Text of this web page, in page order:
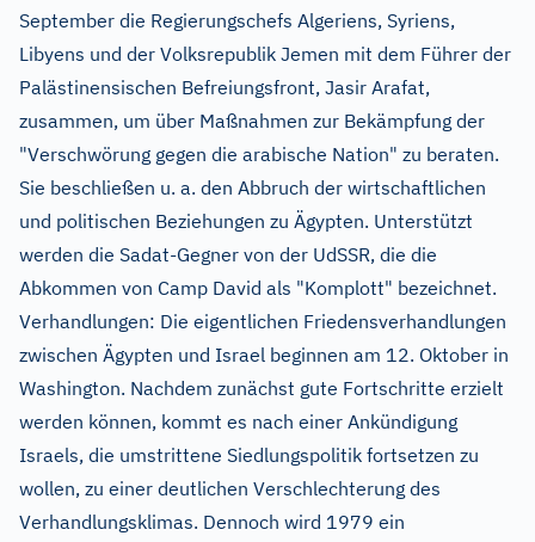
September die Regierungschefs Algeriens, Syriens,
Libyens und der Volksrepublik Jemen mit dem Führer der
Palästinensischen Befreiungsfront, Jasir Arafat,
zusammen, um über Maßnahmen zur Bekämpfung der
"Verschwörung gegen die arabische Nation" zu beraten.
Sie beschließen u. a. den Abbruch der wirtschaftlichen
und politischen Beziehungen zu Ägypten. Unterstützt
werden die Sadat-Gegner von der UdSSR, die die
Abkommen von Camp David als "Komplott" bezeichnet.
Verhandlungen: Die eigentlichen Friedensverhandlungen
zwischen Ägypten und Israel beginnen am 12. Oktober in
Washington. Nachdem zunächst gute Fortschritte erzielt
werden können, kommt es nach einer Ankündigung
Israels, die umstrittene Siedlungspolitik fortsetzen zu
wollen, zu einer deutlichen Verschlechterung des
Verhandlungsklimas. Dennoch wird 1979 ein